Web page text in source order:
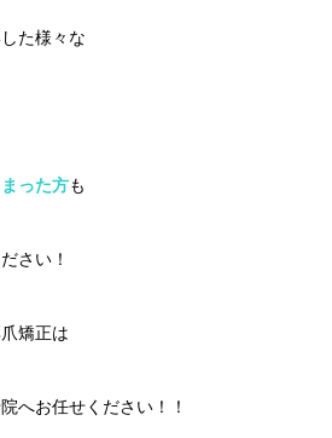
た様々な
った方も
さい！
矯正は
へお任せください！！